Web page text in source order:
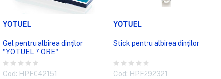
YOTUEL
Gel pentru albirea dinților
"YOTUEL 7 ORE"
Cod: HPF042151
YOTUEL
Stick pentru albirea dinților
Cod: HPF292321